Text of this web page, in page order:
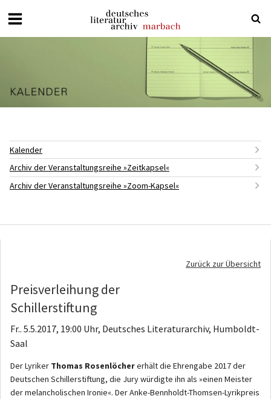
Deutsches
Literaturarchiv
Kalender
Archiv der Veranstaltungsreihe »Zeitkapsel«
Archiv der Veranstaltungsreihe »Zoom-Kapsel«
Zurück zur Übersicht
Preisverleihung der
Schillerstiftung
Fr.. 5.5.2017, 19:00 Uhr, Deutsches Literaturarchiv, Humboldt-
Saal
Der Lyriker Thomas Rosenlöchererhält die Ehrengabe 2017 der
Deutschen Schillerstiftung, die Jury würdigte ihn als »einen Meister
der melancholischen Ironie«. Der Anke-Bennholdt-Thomsen-Lyrikpreis